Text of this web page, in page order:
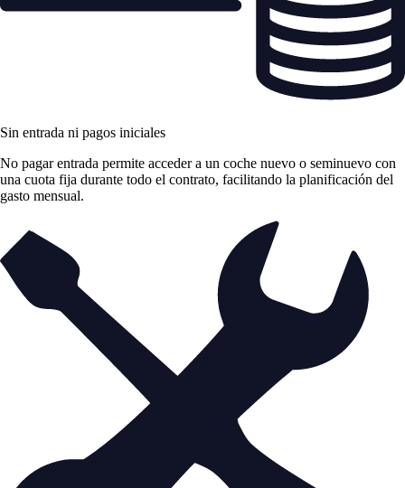
Sin entrada ni pagos iniciales
No pagar entrada permite acceder a un coche nuevo o seminuevo con
una cuota fija durante todo el contrato, facilitando la planificación del
gasto mensual.